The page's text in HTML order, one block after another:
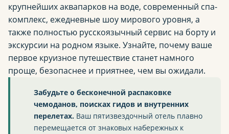
крупнейших аквапарков на воде, современный спа-
комплекс, ежедневные шоу мирового уровня, а
также полностью русскоязычный сервис на борту и
экскурсии на родном языке. Узнайте, почему ваше
первое круизное путешествие станет намного
проще, безопаснее и приятнее, чем вы ожидали.
Забудьте о бесконечной распаковке
чемоданов, поисках гидов и внутренних
перелетах. Ваш пятизвездочный отель плавно
перемещается от знаковых набережных к